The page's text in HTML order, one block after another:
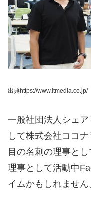
出典https://www.itmedia.co.jp/
一般社団法人シェ
して株式会社ココ
目の名刺の理事と
理事として活動中
イムかもしれません